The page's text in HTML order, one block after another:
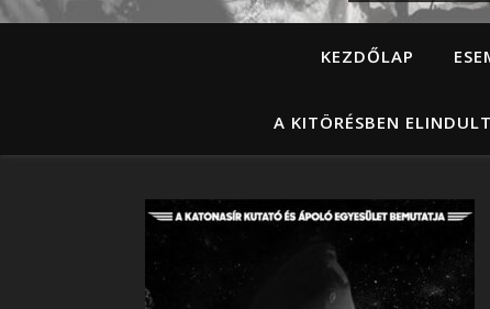
KEZDŐLAP
A KITÖRÉSBEN